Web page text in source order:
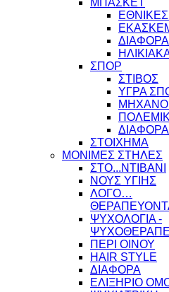
ΜΠΑΣΚΕΤ
ΔΙΑΦΟΡΑ
ΣΠΟΡ
ΣΤΙΒΟΣ
ΥΓΡΑ
ΔΙΑΦΟΡΑ
ΣΤΟΙΧΗΜΑ
ΜΟΝΙΜΕΣ ΣΤΗΛΕΣ
ΣΤΟ...ΝΤΙΒΑΝΙ
ΝΟΥΣ ΥΓΙΗΣ
ΛΟΓΟ…
ΨΥΧΟΛΟΓΙΑ -
ΠΕΡΙ ΟΙΝΟΥ
HAIR STYLE
ΔΙΑΦΟΡΑ
ΕΛΙΞΗΡΙΟ